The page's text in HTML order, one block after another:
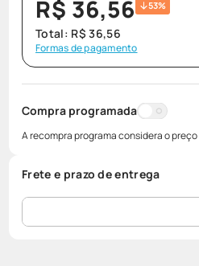
R$ 36,56 53%
Total: R$ 36,56
Formas de pagamento
Compra programada
A recompra programa considera o
Frete e prazo de entrega